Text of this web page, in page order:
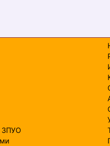
ЗПУО